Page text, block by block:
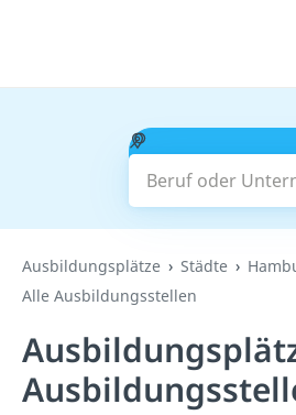
Beruf oder
Ausbildungsplätze Städte
Alle Ausbildungsstellen